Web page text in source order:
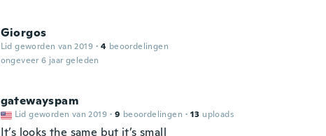
Giorgos
Lid geworden van 2019 · 4 beoordelingen
ongeveer 6 jaar geleden
gatewayspam
Lid geworden van 2019 · 9 beoordelingen · 13 uploads
It’s looks the same but it’s small